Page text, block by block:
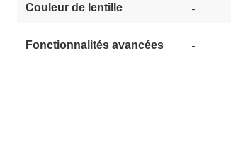
Couleur de lentille -
Fonctionnalités avancées -